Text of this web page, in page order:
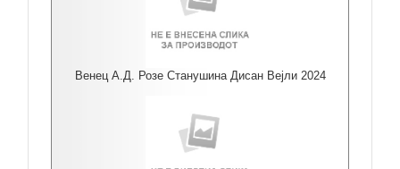
Венец А.Д. Розе Станушина Дисан Вејли 2024